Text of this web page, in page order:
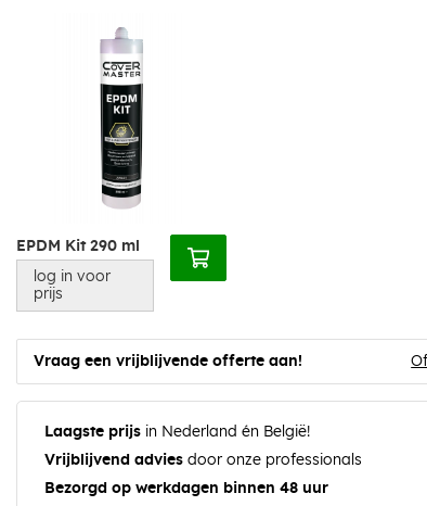
EPDM Kit 290 ml
log in voor
prijs
Vraag een vrijblijvende offerte aan!
Laagste prijs in Nederland én België!
Vrijblijvend advies door onze professionals
Bezorgd op werkdagen binnen 48 uur